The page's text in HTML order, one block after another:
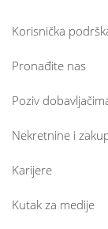
Korisnička
Pronađite nas
Poziv
Nekretnine i
Karijere
Kutak za medije